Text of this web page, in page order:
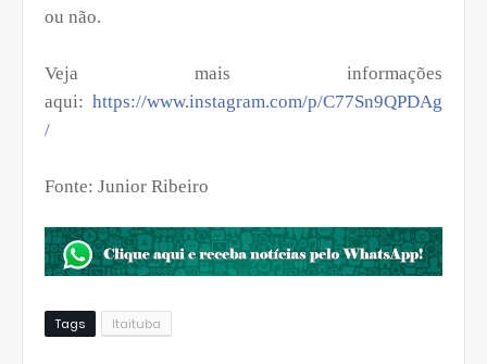
ou não.
Veja mais informações
aqui: https://www.instagram.com/p/C77Sn9QPDAg
/
Fonte: Junior Ribeiro
Tags Itaituba